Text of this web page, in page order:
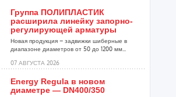
Группа ПОЛИПЛАСТИК
расширила линейку запорно-
регулирующей арматуры
Новая продукция – задвижки шиберные в
диапазоне диаметров от 50 до 1200 мм...
07 АВГУСТА 2026
Energy Regula в новом
диаметре — DN400/350